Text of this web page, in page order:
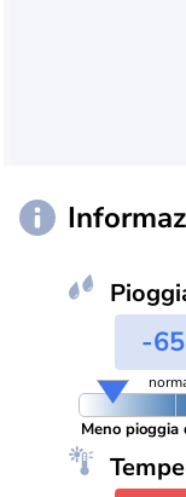
-
Meno pioggia